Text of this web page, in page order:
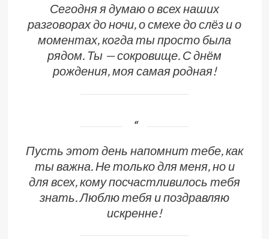
Сегодня я думаю о всех наших
разговорах до ночи, о смехе до слёз и о
моментах, когда ты просто была
рядом. Ты — сокровище. С днём
рождения, моя самая родная!
Пусть этот день напомнит тебе, как
ты важна. Не только для меня, но и
для всех, кому посчастливилось тебя
знать. Люблю тебя и поздравляю
искренне!